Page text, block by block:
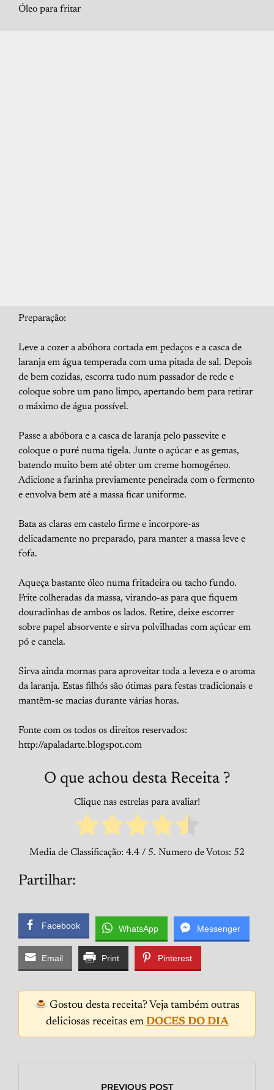
Óleo para fritar
Preparação:
Leve a cozer a abóbora cortada em pedaços e a casca de
laranja em água temperada com uma pitada de sal. Depois
de bem cozidas, escorra tudo num passador de rede e
coloque sobre um pano limpo, apertando bem para retirar
o máximo de água possível.
Passe a abóbora e a casca de laranja pelo passevite e
coloque o puré numa tigela. Junte o açúcar e as gemas,
batendo muito bem até obter um creme homogéneo.
Adicione a farinha previamente peneirada com o fermento
e envolva bem até a massa ficar uniforme.
Bata as claras em castelo firme e incorpore-as
delicadamente no preparado, para manter a massa leve e
fofa.
Aqueça bastante óleo numa fritadeira ou tacho fundo.
Frite colheradas da massa, virando-as para que fiquem
douradinhas de ambos os lados. Retire, deixe escorrer
sobre papel absorvente e sirva polvilhadas com açúcar em
pó e canela.
Sirva ainda mornas para aproveitar toda a leveza e o aroma
da laranja. Estas filhós são ótimas para festas tradicionais e
mantêm-se macias durante várias horas.
Fonte com os todos os direitos reservados:
http://apaladarte.blogspot.com
O que achou desta Receita ?
Clique nas estrelas para avaliar!
Media de Classificação: 4.4 / 5. Numero de Votos: 52
Partilhar:
Facebook WhatsApp Messenger
Email Print Pinterest
Gostou desta receita? Veja também outras
deliciosas receitas em DOCES DO DIA
PREVIOUS POST